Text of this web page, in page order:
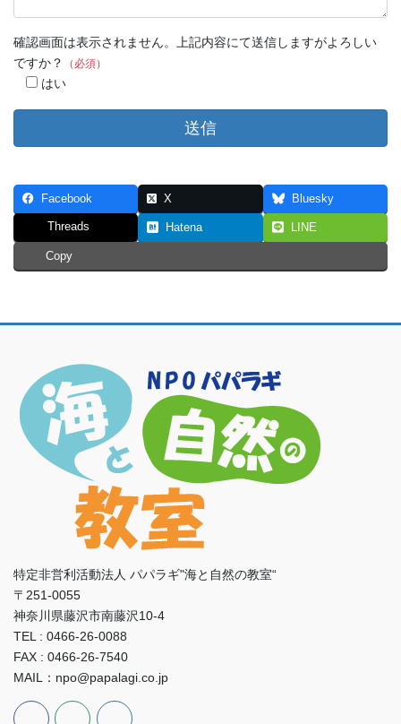
確認画面は表示されません。上記内容にて送信しますがよろしい
ですか？
（必須）
はい
Facebook X Bluesky
Threads Hatena LINE
Copy
特定非営利活動法人 パパラギ"海と自然の教室“
〒251-0055
神奈川県藤沢市南藤沢10-4
TEL : 0466-26-0088
FAX : 0466-26-7540
MAIL：npo@papalagi.co.jp